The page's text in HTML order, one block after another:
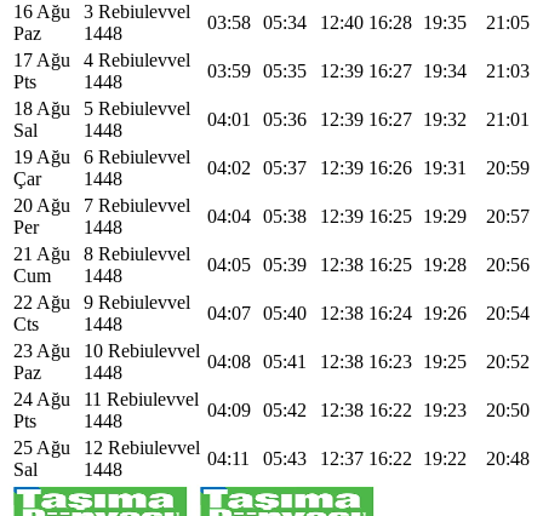
16 Ağu
Paz
3 Rebiulevvel
1448
03:58 05:34 12:40 16:28 19:35
21:05
17 Ağu
Pts
4 Rebiulevvel
1448
03:59 05:35 12:39 16:27 19:34
21:03
18 Ağu
Sal
5 Rebiulevvel
1448
04:01 05:36 12:39 16:27 19:32
21:01
19 Ağu
Çar
6 Rebiulevvel
1448
04:02 05:37 12:39 16:26 19:31
20:59
20 Ağu
Per
7 Rebiulevvel
1448
04:04 05:38 12:39 16:25 19:29
20:57
21 Ağu
Cum
8 Rebiulevvel
1448
04:05 05:39 12:38 16:25 19:28
20:56
22 Ağu
Cts
9 Rebiulevvel
1448
04:07 05:40 12:38 16:24 19:26
20:54
23 Ağu
Paz
10 Rebiulevvel
1448
04:08 05:41 12:38 16:23 19:25
20:52
24 Ağu
Pts
11 Rebiulevvel
1448
04:09 05:42 12:38 16:22 19:23
20:50
25 Ağu
Sal
12 Rebiulevvel
1448
04:11 05:43 12:37 16:22 19:22 20:48